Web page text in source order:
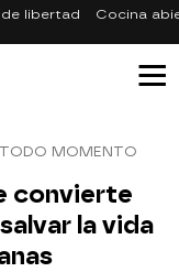
libertad Cocina
MOMENTO
convierte
la vida